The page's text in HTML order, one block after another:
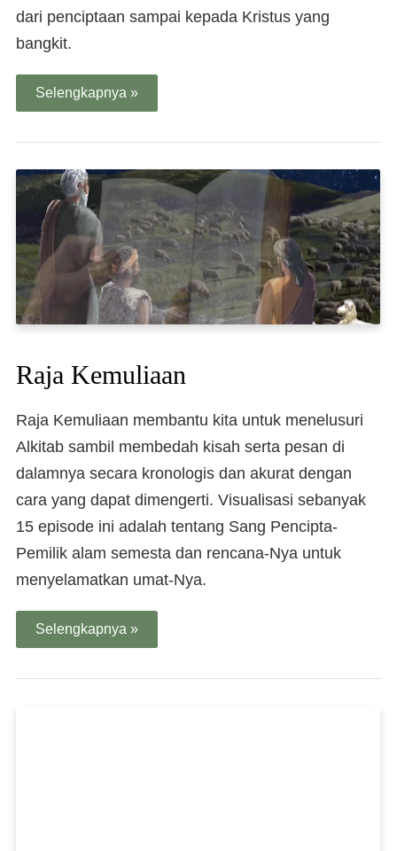
dari penciptaan sampai kepada Kristus yang
bangkit.
Selengkapnya »
Raja Kemuliaan
Raja Kemuliaan membantu kita untuk menelusuri
Alkitab sambil membedah kisah serta pesan di
dalamnya secara kronologis dan akurat dengan
cara yang dapat dimengerti. Visualisasi sebanyak
15 episode ini adalah tentang Sang Pencipta-
Pemilik alam semesta dan rencana-Nya untuk
menyelamatkan umat-Nya.
Selengkapnya »